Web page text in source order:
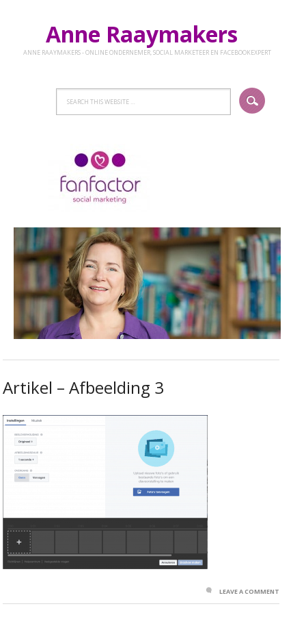
Anne Raaymakers
ANNE RAAYMAKERS - ONLINE ONDERNEMER, SOCIAL MARKETEER EN FACEBOOKEXPERT
Artikel – Afbeelding 3
LEAVE A COMMENT